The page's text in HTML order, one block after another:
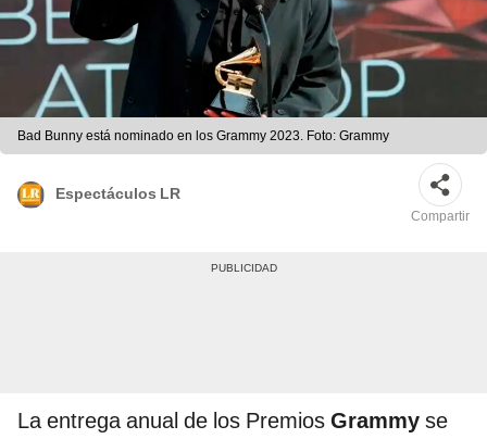
Bad Bunny está nominado en los Grammy 2023. Foto: Grammy
Espectáculos LR
Compartir
La entrega anual de los Premios Grammy se